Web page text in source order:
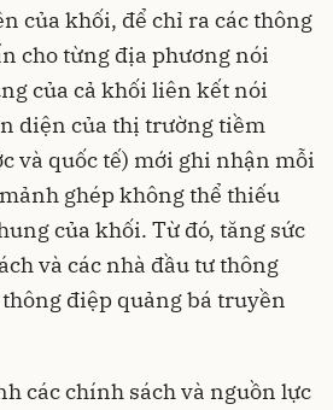
của khối, để chỉ ra các thông
cho từng địa phương nói
của cả khối liên kết nói
diện của thị trường tiềm
và quốc tế) mới ghi nhận mỗi
ghép không thể thiếu
của khối. Từ đó, tăng sức
và các nhà đầu tư thông
điệp quảng bá truyền
các chính sách và nguồn lực